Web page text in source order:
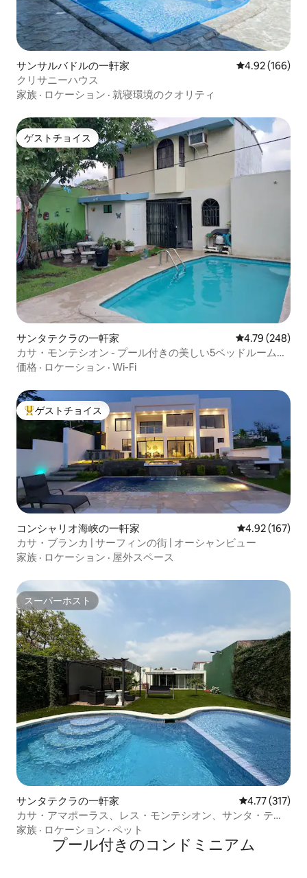
サンサルバドルの一軒家 レビュー166
4.92 (166)
クリサニーハウス
家族 · ロケーション · 就寝環境のクオリティ
ゲストチョイス
ゲストチョイス
サンタテクラの一軒家 レビュー248
4.79 (248)
カサ・モンテシオン - プール付きの美しい5ベッドルームの
家
価格 · ロケーション · Wi-Fi
大好評のゲストチョイスです。
ゲストチョイス
コンシャリオ海峡の一軒家 レビュー167
4.92 (167)
カサ・ブランカ | サーフィンの街 | オーシャンビュー
家族 · ロケーション · 屋外スペース
スーパーホスト
スーパーホスト
サンタテクラの一軒家 レビュー317
4.77 (317)
カサ・アマポーラス、レス・モンテシオン、サンタ・テク
ラ *プール*
家族 · ロケーション · ペット
プール付きのコンドミニアム